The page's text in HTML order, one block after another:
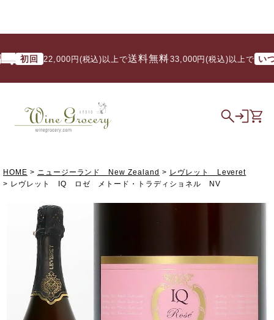
回 22,000円(税込)以上で送料無料/ 33,000円(税込)以上で いつでも
HOME ニュージーランド New Zealand
レヴレット Leveret
レヴレット IQ ロゼ メトード・トラディショネル NV